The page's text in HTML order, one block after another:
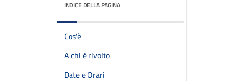
INDICE DELLA PAGINA
Cos'è
A chi è rivolto
Date e Orari